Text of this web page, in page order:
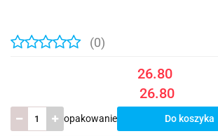
(0)
26.80
26.80
opakowanie Do koszyka